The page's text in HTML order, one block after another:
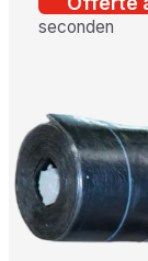
seconden